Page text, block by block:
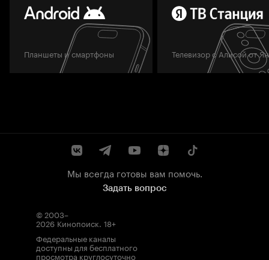
Планшеты и смартфоны Телевизор с Алисой от
Мы всегда готовы вам помочь.
Задать вопрос
© 2003–
2026 Кинопоиск. 18+
Федеральные каналы
доступны для бесплатного
просмотра круглосуточно